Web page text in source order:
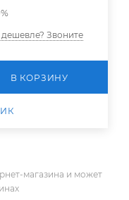
Звоните
В КОРЗИНУ
магазина и может